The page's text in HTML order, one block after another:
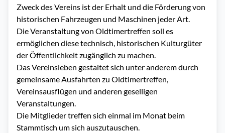
Zweck des Vereins ist der Erhalt und die Förderung von
historischen Fahrzeugen und Maschinen jeder Art.
Die Veranstaltung von Oldtimertreffen soll es
ermöglichen diese technisch, historischen Kulturgüter
der Öffentlichkeit zugänglich zu machen.
Das Vereinsleben gestaltet sich unter anderem durch
gemeinsame Ausfahrten zu Oldtimertreffen,
Vereinsausflügen und anderen geselligen
Veranstaltungen.
Die Mitglieder treffen sich einmal im Monat beim
Stammtisch um sich auszutauschen.